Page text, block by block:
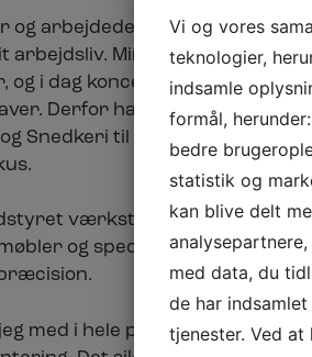
og arbejdede både som
arbejdsliv. Min passion for
og i dag koncentrerer jeg
Derfor har jeg ændret
Snedkeri til Snedkeriet
værksted, hvor jeg
og specialdøre mv.
med i hele processen –
Vi og vores
teknologier,
indsamle
formål,
bedre
statistik og
kan blive delt
med data, du
de har
tjenester. Ved